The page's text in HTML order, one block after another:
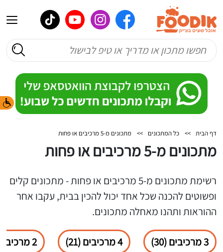
דף הבית >> כל המתכונים >> מתכונים מ-5 מרכיבים או פחות
מתכונים מ-5 מרכיבים או פחות
רשימת מתכונים מ-5 מרכיבים או פחות - מתכונים קלים
ופשוטים להכנה שכל אחד יכול להכין בבית, עקבו אחר
ההוראות ותהנו מאחלה מתכונים.
3 מרכיבים (30) 4 מרכיבים (21) 2 מרכיבים (18)